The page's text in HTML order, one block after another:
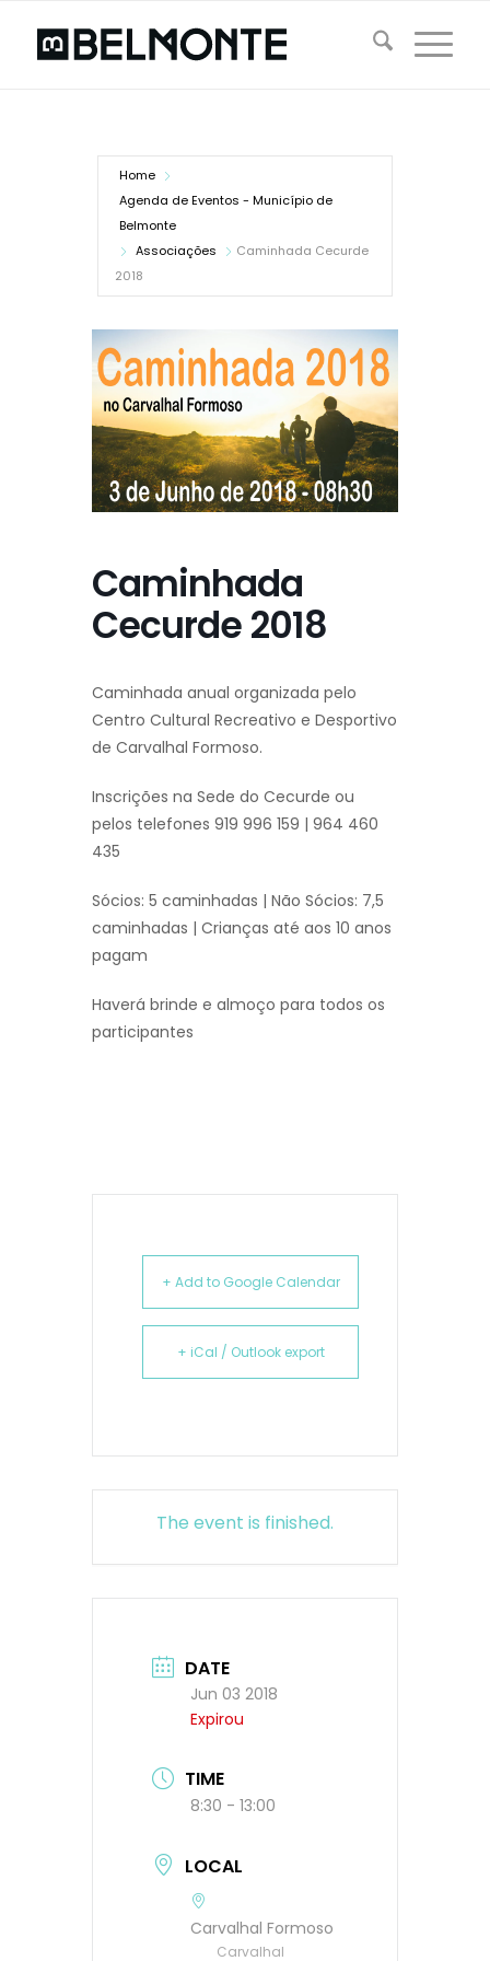
Home
Agenda de Eventos - Município de
Belmonte
Associações
Caminhada Cecurde
2018
Caminhada
Cecurde 2018
Caminhada anual organizada pelo
Centro Cultural Recreativo e Desportivo
de Carvalhal Formoso.
Inscrições na Sede do Cecurde ou
pelos telefones 919 996 159 | 964 460
435
Sócios: 5 caminhadas | Não Sócios: 7,5
caminhadas | Crianças até aos 10 anos
pagam
Haverá brinde e almoço para todos os
participantes
+ Add to Google Calendar
+ iCal / Outlook export
The event is finished.
DATE
Jun 03 2018
Expirou
TIME
8:30 - 13:00
LOCAL
Carvalhal Formoso
Carvalhal